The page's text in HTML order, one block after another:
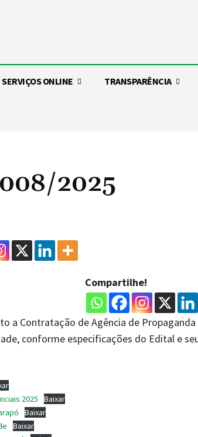
SERVIÇOS ONLINE TRANSPARÊNCIA
2025
Compartilhe!
a Contratação de Agência de Propaganda
conforme especificações do Edital e
2025
Baixar
Baixar
Baixar